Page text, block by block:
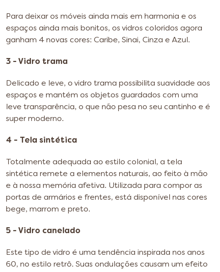
Para deixar os móveis ainda mais em harmonia e os
espaços ainda mais bonitos, os vidros coloridos agora
ganham 4 novas cores: Caribe, Sinai, Cinza e Azul.
3 - Vidro trama
Delicado e leve, o vidro trama possibilita suavidade aos
espaços e mantém os objetos guardados com uma
leve transparência, o que não pesa no seu cantinho e é
super moderno.
4 - Tela sintética
Totalmente adequada ao estilo colonial, a tela
sintética remete a elementos naturais, ao feito à mão
e à nossa memória afetiva. Utilizada para compor as
portas de armários e frentes, está disponível nas cores
bege, marrom e preto.
5 - Vidro canelado
Este tipo de vidro é uma tendência inspirada nos anos
60, no estilo retrô. Suas ondulações causam um efeito